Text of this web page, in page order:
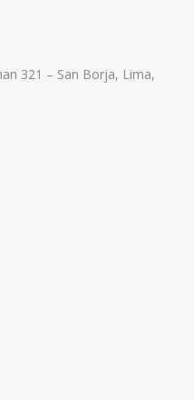
321 – San Borja, Lima,